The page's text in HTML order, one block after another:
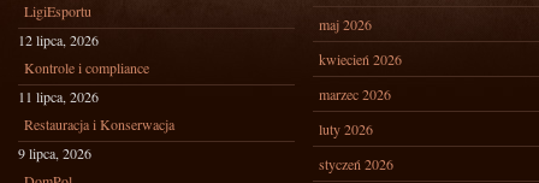
LigiEsportu
12 lipca, 2026
Kontrole i compliance
11 lipca, 2026
Restauracja i Konserwacja
9 lipca, 2026
maj 2026
kwiecień 2026
marzec 2026
luty 2026
styczeń 2026